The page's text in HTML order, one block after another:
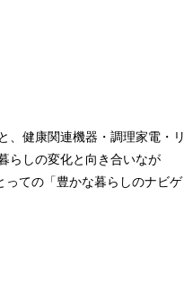
、健康関連機器・調理家電・リ
らしの変化と向き合いなが
っての「豊かな暮らしのナビゲ